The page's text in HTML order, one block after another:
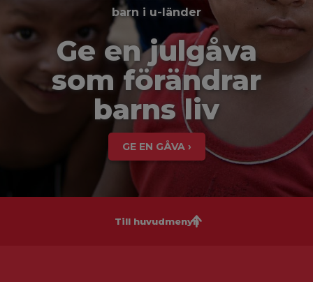
barn i u-länder
Ge en julgåva
som förändrar
barns liv
GE EN GÅVA ›
Till huvudmenyn